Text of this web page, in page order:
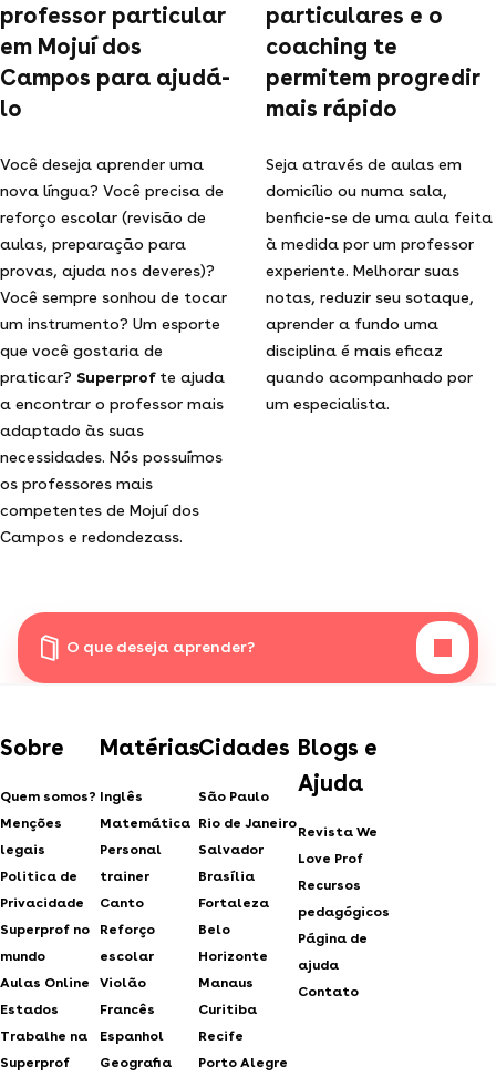
professor particular
em Mojuí dos
Campos para ajudá-
lo
Você deseja aprender uma
nova língua? Você precisa de
reforço escolar (revisão de
aulas, preparação para
provas, ajuda nos deveres)?
Você sempre sonhou de tocar
um instrumento? Um esporte
que você gostaria de
praticar? Superprof te ajuda
a encontrar o professor mais
adaptado às suas
necessidades. Nós possuímos
os professores mais
competentes de Mojuí dos
Campos e redondezass.
particulares e o
coaching te
permitem progredir
mais rápido
Seja através de aulas em
domicílio ou numa sala,
benficie-se de uma aula feita
à medida por um professor
experiente. Melhorar suas
notas, reduzir seu sotaque,
aprender a fundo uma
disciplina é mais eficaz
quando acompanhado por
um especialista.
O que deseja aprender?
Sobre
Quem somos?
Menções
legais
Politica de
Privacidade
Superprof no
mundo
Aulas Online
Estados
Trabalhe na
Superprof
Matérias
Inglês
Matemática
Personal
trainer
Canto
Reforço
escolar
Violão
Francês
Espanhol
Geografia
Cidades
São Paulo
Rio de Janeiro
Salvador
Brasília
Fortaleza
Belo
Horizonte
Manaus
Curitiba
Recife
Porto Alegre
Blogs e
Ajuda
Revista We
Love Prof
Recursos
pedagógicos
Página de
ajuda
Contato